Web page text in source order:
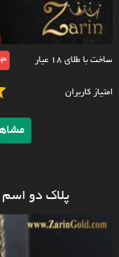
ساخت با طلای ۱۸ عیار
امتیاز کاربران
پلاک دو